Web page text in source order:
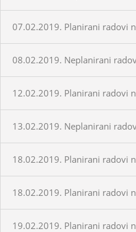
07.02.2019. Planirani radovi
08.02.2019. Neplanirani
12.02.2019. Planirani radovi
13.02.2019. Neplanirani
18.02.2019. Planirani radovi
18.02.2019. Planirani radovi
19.02.2019. Planirani radovi